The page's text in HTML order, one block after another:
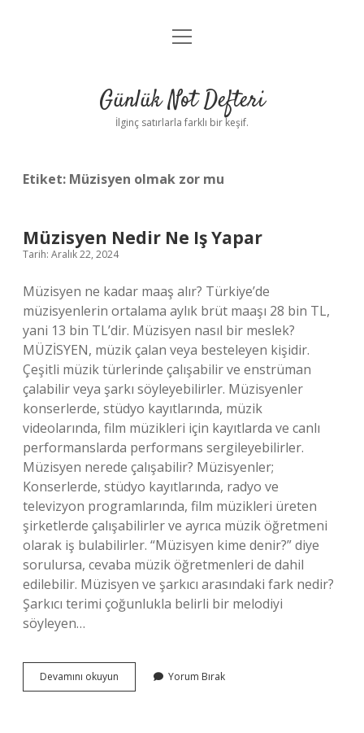
Anasayfa
Yasal Uyarı
menüyü
Günlük Not Defteri
İlginç satırlarla farklı bir keşif.
Etiket: Müzisyen olmak zor mu
Müzisyen Nedir Ne Iş Yapar
Tarih: Aralık 22, 2024
Müzisyen ne kadar maaş alır? Türkiye’de
müzisyenlerin ortalama aylık brüt maaşı 28 bin TL,
yani 13 bin TL’dir. Müzisyen nasıl bir meslek?
MÜZİSYEN, müzik çalan veya besteleyen kişidir.
Çeşitli müzik türlerinde çalışabilir ve enstrüman
çalabilir veya şarkı söyleyebilirler. Müzisyenler
konserlerde, stüdyo kayıtlarında, müzik
videolarında, film müzikleri için kayıtlarda ve canlı
performanslarda performans sergileyebilirler.
Müzisyen nerede çalışabilir? Müzisyenler;
Konserlerde, stüdyo kayıtlarında, radyo ve
televizyon programlarında, film müzikleri üreten
şirketlerde çalışabilirler ve ayrıca müzik öğretmeni
olarak iş bulabilirler. “Müzisyen kime denir?” diye
sorulursa, cevaba müzik öğretmenleri de dahil
edilebilir. Müzisyen ve şarkıcı arasındaki fark nedir?
Şarkıcı terimi çoğunlukla belirli bir melodiyi
söyleyen…
Devamını okuyun Müzisyen
Nedir
Yorum Bırak